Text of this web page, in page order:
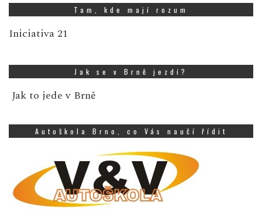
Tam, kde mají rozum
Iniciativa 21
Jak se v Brně jezdí?
Jak to jede v Brně
Autoškola Brno, co Vás naučí řídit